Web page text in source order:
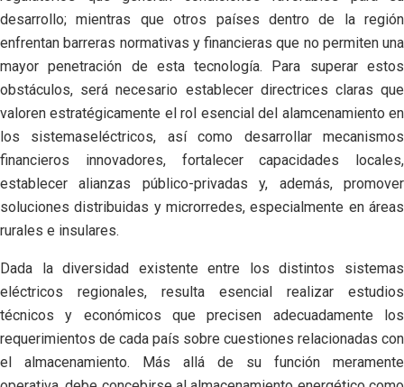
desarrollo; mientras que otros países dentro de la región
enfrentan barreras normativas y financieras que no permiten una
mayor penetración de esta tecnología. Para superar estos
obstáculos, será necesario establecer directrices claras que
valoren estratégicamente el rol esencial del alamcenamiento en
los sistemaseléctricos, así como desarrollar mecanismos
financieros innovadores, fortalecer capacidades locales,
establecer alianzas público-privadas y, además, promover
soluciones distribuidas y microrredes, especialmente en áreas
rurales e insulares.
Dada la diversidad existente entre los distintos sistemas
eléctricos regionales, resulta esencial realizar estudios
técnicos y económicos que precisen adecuadamente los
requerimientos de cada país sobre cuestiones relacionadas con
el almacenamiento. Más allá de su función meramente